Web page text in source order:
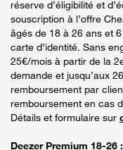
réserve d’éligibilité et
souscription à l’offre
âgés de 18 à 26 ans et
carte d’identité. Sans
25€/mois à partir de la
demande et jusqu’aux
remboursement par
remboursement en cas
Détails et formulaire sur
Deezer Premium 18-26 :